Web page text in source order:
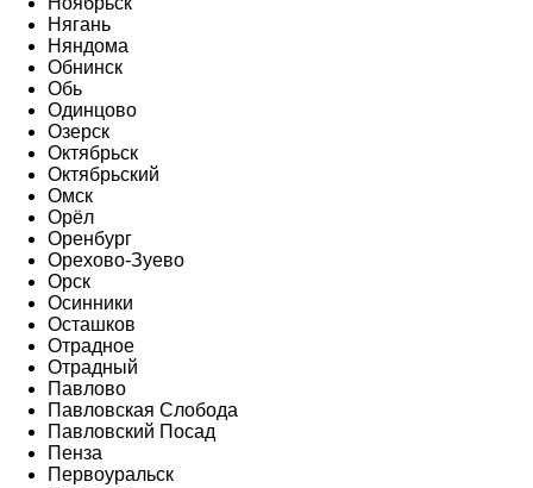
Нягань
Няндома
Обнинск
Обь
Одинцово
Озерск
Октябрьск
Октябрьский
Омск
Орёл
Оренбург
Орехово-Зуево
Орск
Осинники
Осташков
Отрадное
Отрадный
Павлово
Павловская Слобода
Павловский Посад
Пенза
Первоуральск